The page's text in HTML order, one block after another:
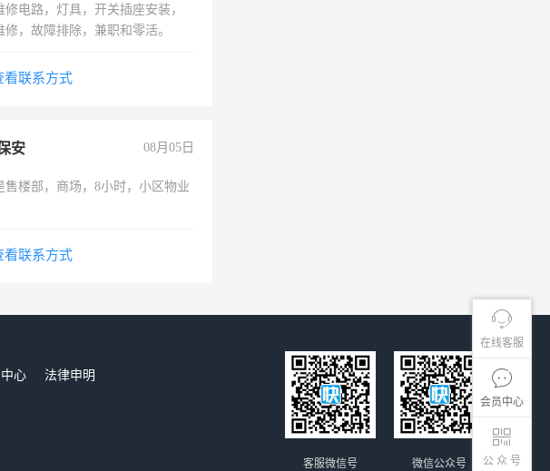
在线客服
会员中心
公 众 号
修电路，灯具，开关插座安装，
修，故障排除，兼职和零活。
看联系方式
安 08月05日
售楼部，商场，8小时，小区物业
看联系方式
心
法律申明
微信公众号
客服微信号